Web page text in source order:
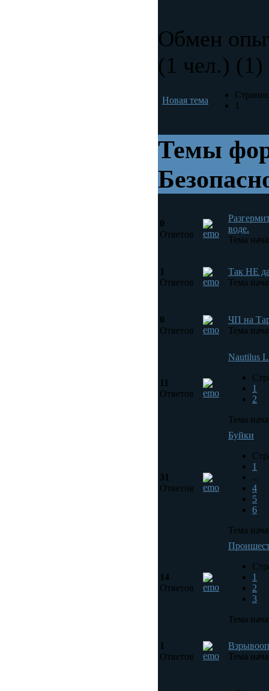
Обмен
(1 чел.) (1)
Новая тема
1
Темы
0
Ответов
воде.
Тема
1
Ответов
Так НЕ
Тема
0
Ответов
ЧП на
Тема
11
Ответов
Nautilus
1
2
Тема
31
Ответов
Буйки
1
...
4
5
6
Тема
14
Ответов
1
2
3
Тема
1
Ответов
Тема